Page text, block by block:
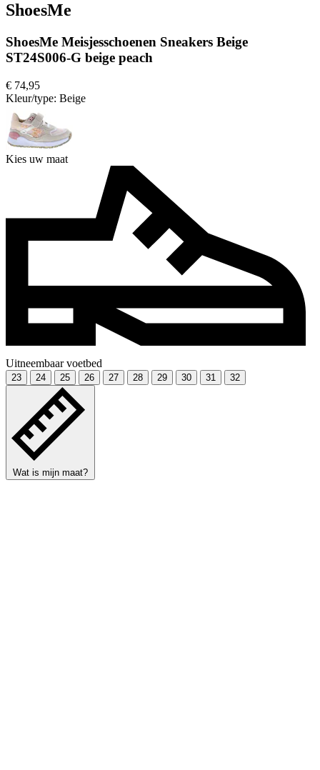
ShoesMe
ShoesMe Meisjesschoenen Sneakers Beige
ST24S006-G beige peach
€ 74,95
Kleur/type: Beige
Kies uw maat
Uitneembaar voetbed
23 24 25 26 27 28 29 30 31 32
Wat is mijn maat?